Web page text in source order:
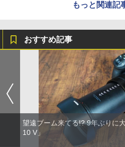
もっと関連記
おすすめ記事
望遠ブーム来てる!? 9年ぶりに
10 V」